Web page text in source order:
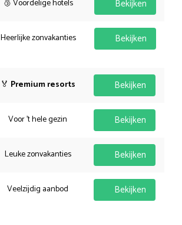
🥉 Voordelige hotels Bekijken
Heerlijke zonvakanties Bekijken
🏅 Premium resorts Bekijken
Voor 't hele gezin Bekijken
Leuke zonvakanties Bekijken
Veelzijdig aanbod Bekijken